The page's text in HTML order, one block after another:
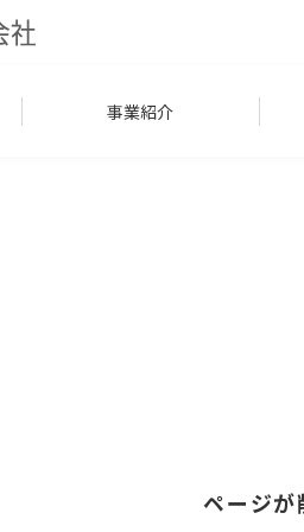
事業紹介
ページ